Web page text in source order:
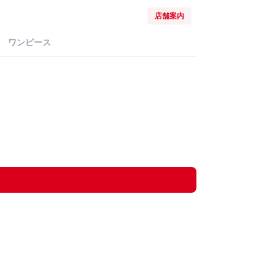
店舗案内
ワンピース